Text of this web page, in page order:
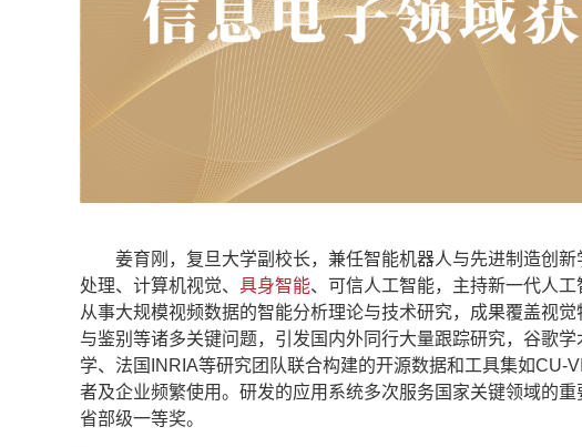
姜育刚，复旦大学副校长，兼任智能机器人与先进制造创新
处理、计算机视觉、 具身智能、可信人工智能，主持新一代人
从事大规模视频数据的智能分析理论与技术研究，成果覆盖视
与鉴别等诸多关键问题，引发国内外同行大量跟踪研究，谷歌
学、法国INRIA等研究团队联合构建的开源数据和工具集如
者及企业频繁使用。研发的应用系统多次服务国家关键领域的
省部级一等奖。